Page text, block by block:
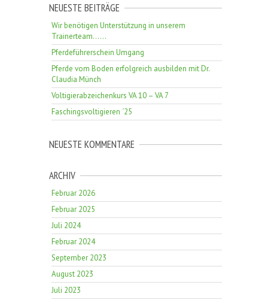
NEUESTE BEITRÄGE
Wir benötigen Unterstützung in unserem
Trainerteam……
Pferdeführerschein Umgang
Pferde vom Boden erfolgreich ausbilden mit Dr.
Claudia Münch
Voltigierabzeichenkurs VA 10 – VA 7
Faschingsvoltigieren ´25
NEUESTE KOMMENTARE
ARCHIV
Februar 2026
Februar 2025
Juli 2024
Februar 2024
September 2023
August 2023
Juli 2023